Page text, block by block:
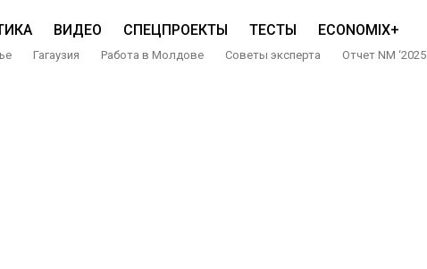
ВИДЕО СПЕЦПРОЕКТЫ ТЕСТЫ ECONOMIX+
Гагаузия Работа в Молдове Советы эксперта Отчет NM ‘2025